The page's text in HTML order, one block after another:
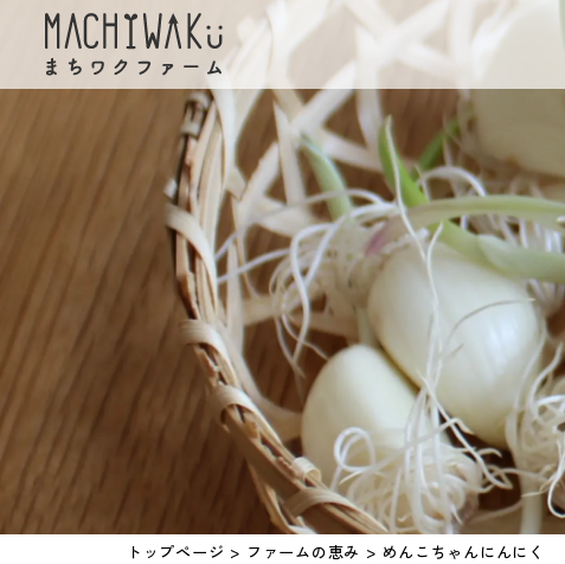
トップページ > ファームの恵み > めんこちゃんにんにく